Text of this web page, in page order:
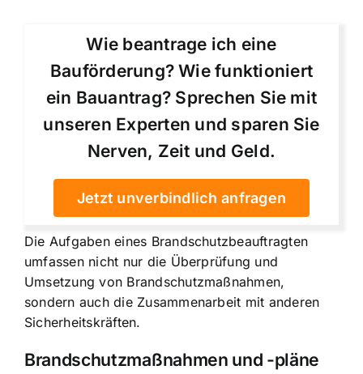
Wie beantrage ich eine
Bauförderung? Wie funktioniert
ein Bauantrag? Sprechen Sie mit
unseren Experten und sparen Sie
Nerven, Zeit und Geld.
Jetzt unverbindlich anfragen
Die Aufgaben eines Brandschutzbeauftragten
umfassen nicht nur die Überprüfung und
Umsetzung von Brandschutzmaßnahmen,
sondern auch die Zusammenarbeit mit anderen
Sicherheitskräften.
Brandschutzmaßnahmen und -pläne